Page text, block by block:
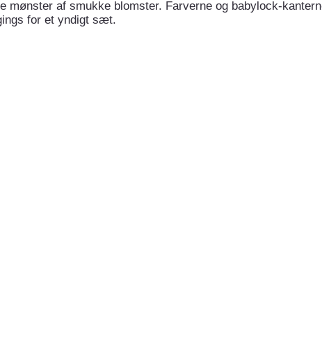
af smukke blomster. Farverne og babylock-
for et yndigt sæt.